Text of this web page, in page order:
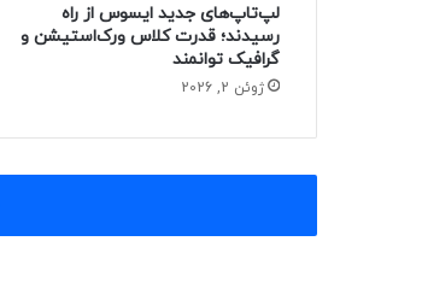
لپ‌تاپ‌های جدید ایسوس از راه
رسیدند؛ قدرت کلاس ورک‌استیشن و
گرافیک توانمند
ژوئن 2, 2026